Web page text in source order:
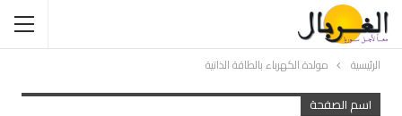
الرئيسية مولدة الكهرباء بالطاقة الذاتية
اسم الصفحة